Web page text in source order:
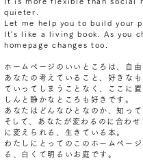
quieter.
Let me help you to build your
It's like a living book. As you
homepage changes too.
ホームページのいいところは、自由
あなたの考えていること、好きな
ていってしまうことなく、ここに置
しんと静かなところも好きです。
あなたはどんなひとなのか、知って
そして、あなたが変わるのに合わ
に変えられる、生きている本。
わたしにとってのこのホームペー
る、白くて明るいお庭です。